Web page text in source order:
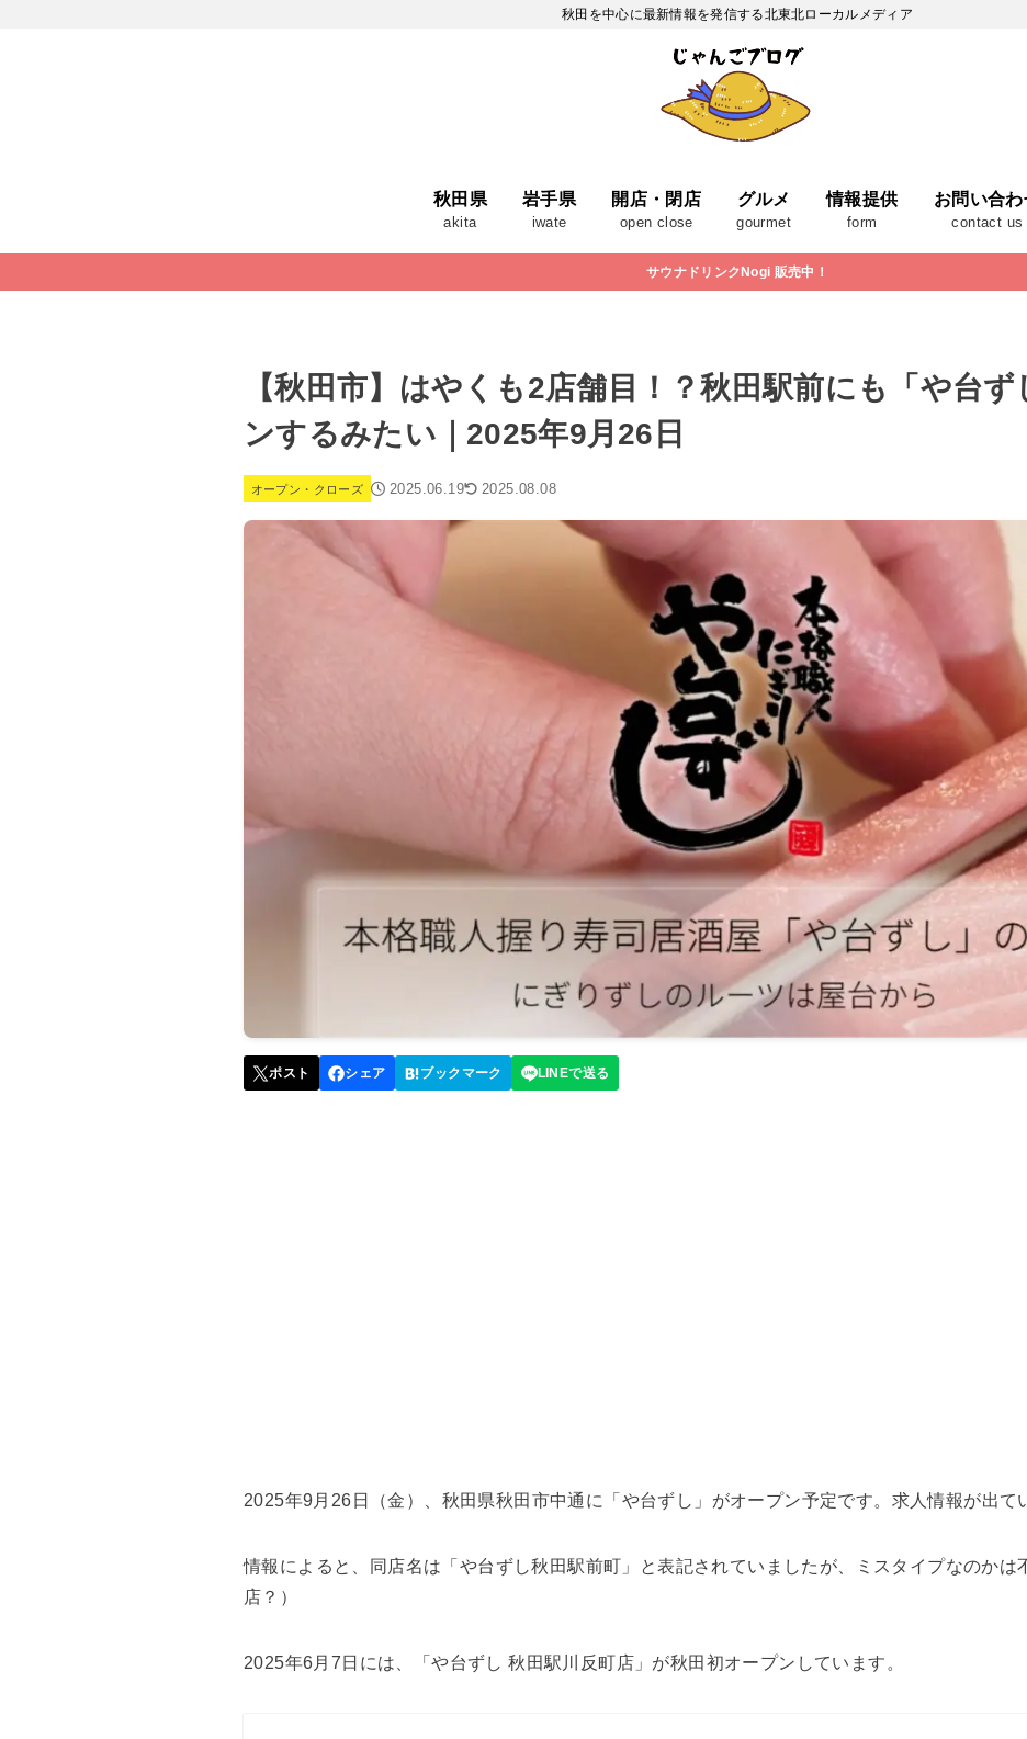
秋田を中心に最新情報を発信する北東北ローカルメディア
秋田県
akita
岩手県
iwate
開店・閉店
open close
グルメ
gourmet
情報提供
form
お問い合わ
contact us
サウナドリンクNogi 販売中！
【秋田市】はやくも2店舗目！？秋田駅前にも「や台
ンするみたい｜2025年9月26日
オープン・クローズ 2025.06.19 2025.08.08
2025年9月26日（金）、秋田県秋田市中通に「や台ずし」がオープン予定です。求人情報が出て
情報によると、同店名は「や台ずし秋田駅前町」と表記されていましたが、ミスタイプなのかは
店？）
2025年6月7日には、「や台ずし 秋田駅川反町店」が秋田初オープンしています。